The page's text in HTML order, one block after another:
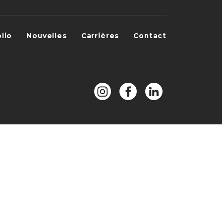
Nouvelles Carrières Contact